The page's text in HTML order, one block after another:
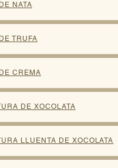
NATA
TRUFA
CREMA
DE XOCOLATA
LLUENTA DE XOCOLATA